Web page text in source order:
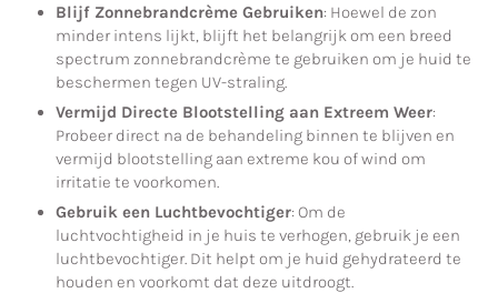
Blijf Zonnebrandcrème Gebruiken: Hoewel de zon
minder intens lijkt, blijft het belangrijk om een breed
spectrum zonnebrandcrème te gebruiken om je huid te
beschermen tegen UV-straling.
Vermijd Directe Blootstelling aan Extreem Weer:
Probeer direct na de behandeling binnen te blijven en
vermijd blootstelling aan extreme kou of wind om
irritatie te voorkomen.
Gebruik een Luchtbevochtiger: Om de
luchtvochtigheid in je huis te verhogen, gebruik je een
luchtbevochtiger. Dit helpt om je huid gehydrateerd te
houden en voorkomt dat deze uitdroogt.